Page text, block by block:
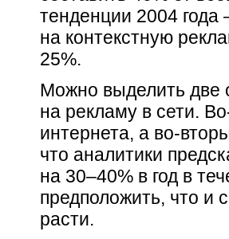
тенденции 2004
на контекстную
25%.
Можно выделить две
на рекламу в сети.
интернета, а во-
что аналитики
на 30–40% в год в
предположить, что и
расти.